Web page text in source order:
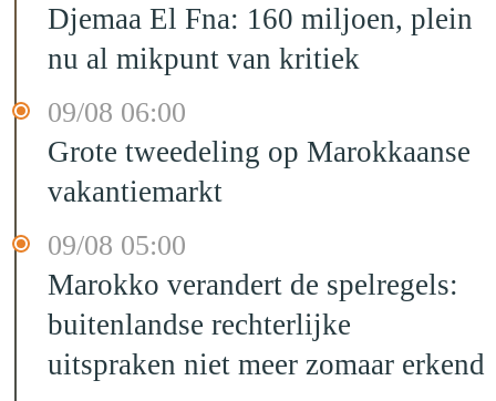
Djemaa El Fna: 160 miljoen, plein
nu al mikpunt van kritiek
09/08 06:00
Grote tweedeling op Marokkaanse
vakantiemarkt
09/08 05:00
Marokko verandert de spelregels:
buitenlandse rechterlijke
uitspraken niet meer zomaar erkend